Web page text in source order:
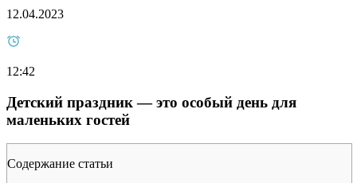
12.04.2023
12:42
Детский праздник — это особый день для
маленьких гостей
Содержание статьи